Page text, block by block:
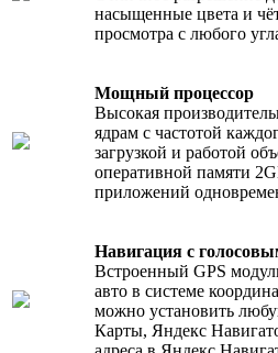
насыщенные цвета и
просмотра с любого
Мощный процессор
Высокая
ядрам с частотой
загрузкой и работой
оперативной памяти
приложений
Навигация с
Встроенный GPS
авто в системе
можно установить
Карты, Яндекс